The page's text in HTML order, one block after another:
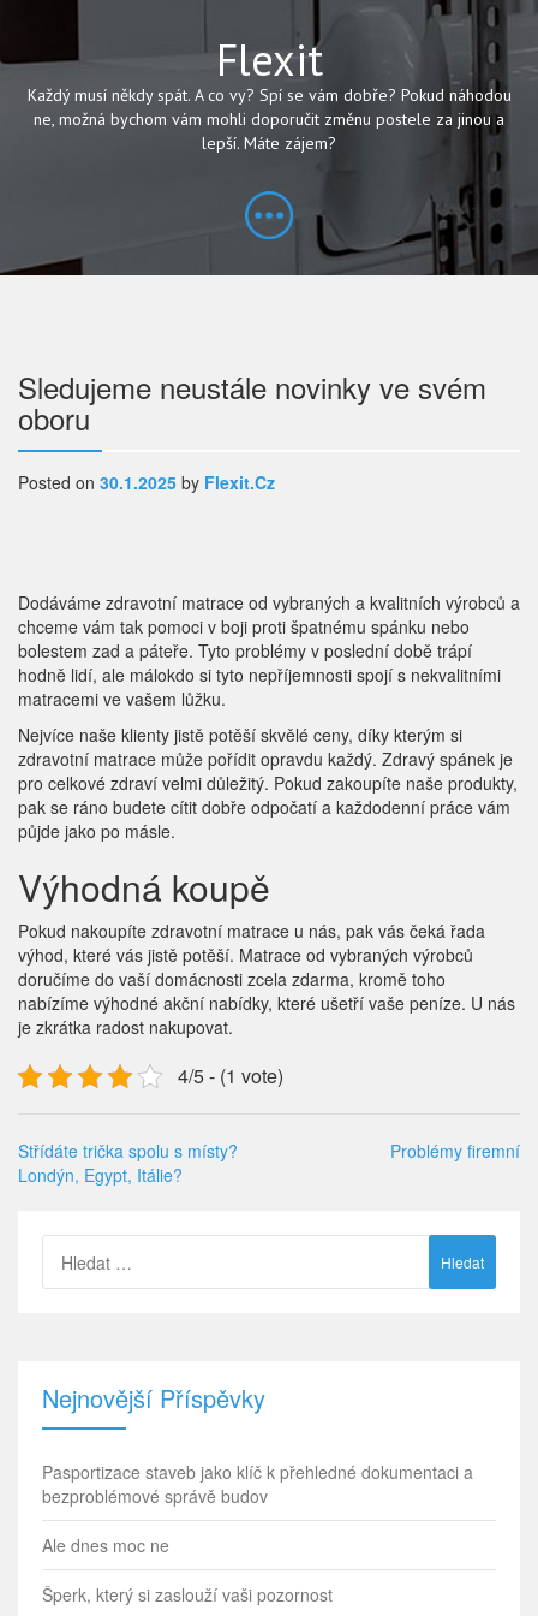
Flexit
Každý musí někdy spát. A co vy? Spí se vám dobře? Pokud náhodou
ne, možná bychom vám mohli doporučit změnu postele za jinou a
lepší. Máte zájem?
Sledujeme neustále novinky ve svém
oboru
Posted on 30.1.2025 by Flexit.cz
Dodáváme zdravotní matrace od vybraných a kvalitních výrobců a
chceme vám tak pomoci v boji proti špatnému spánku nebo
bolestem zad a páteře. Tyto problémy v poslední době trápí
hodně lidí, ale málokdo si tyto nepříjemnosti spojí s nekvalitními
matracemi ve vašem lůžku.
Nejvíce naše klienty jistě potěší skvělé ceny, díky kterým si
zdravotní matrace může pořídit opravdu každý. Zdravý spánek je
pro celkové zdraví velmi důležitý. Pokud zakoupíte naše produkty,
pak se ráno budete cítit dobře odpočatí a každodenní práce vám
půjde jako po másle.
Výhodná koupě
Pokud nakoupíte zdravotní matrace u nás, pak vás čeká řada
výhod, které vás jistě potěší. Matrace od vybraných výrobců
doručíme do vaší domácnosti zcela zdarma, kromě toho
nabízíme výhodné akční nabídky, které ušetří vaše peníze. U nás
je zkrátka radost nakupovat.
4/5 - (1 vote)
Navigace
pro
příspěvek
Střídáte trička spolu s místy?
Londýn, Egypt, Itálie?
Problémy firemní
Nejnovější Příspěvky
Pasportizace staveb jako klíč k přehledné dokumentaci a
bezproblémové správě budov
Ale dnes moc ne
Šperk, který si zaslouží vaši pozornost